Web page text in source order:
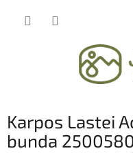
Karpos Lastei
bunda